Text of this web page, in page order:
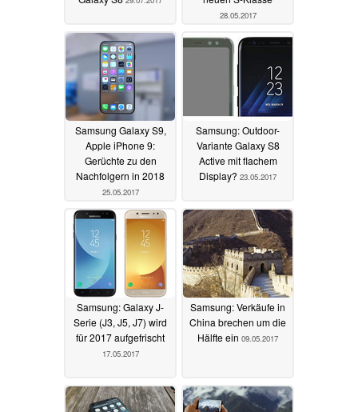
28.05.2017
Samsung Galaxy S9,
Apple iPhone 9:
Gerüchte zu den
Nachfolgern in 2018
25.05.2017
Samsung: Outdoor-
Variante Galaxy S8
Active mit flachem
Display? 23.05.2017
Samsung: Galaxy J-
Serie (J3, J5, J7) wird
für 2017 aufgefrischt
17.05.2017
Samsung: Verkäufe in
China brechen um die
Hälfte ein 09.05.2017